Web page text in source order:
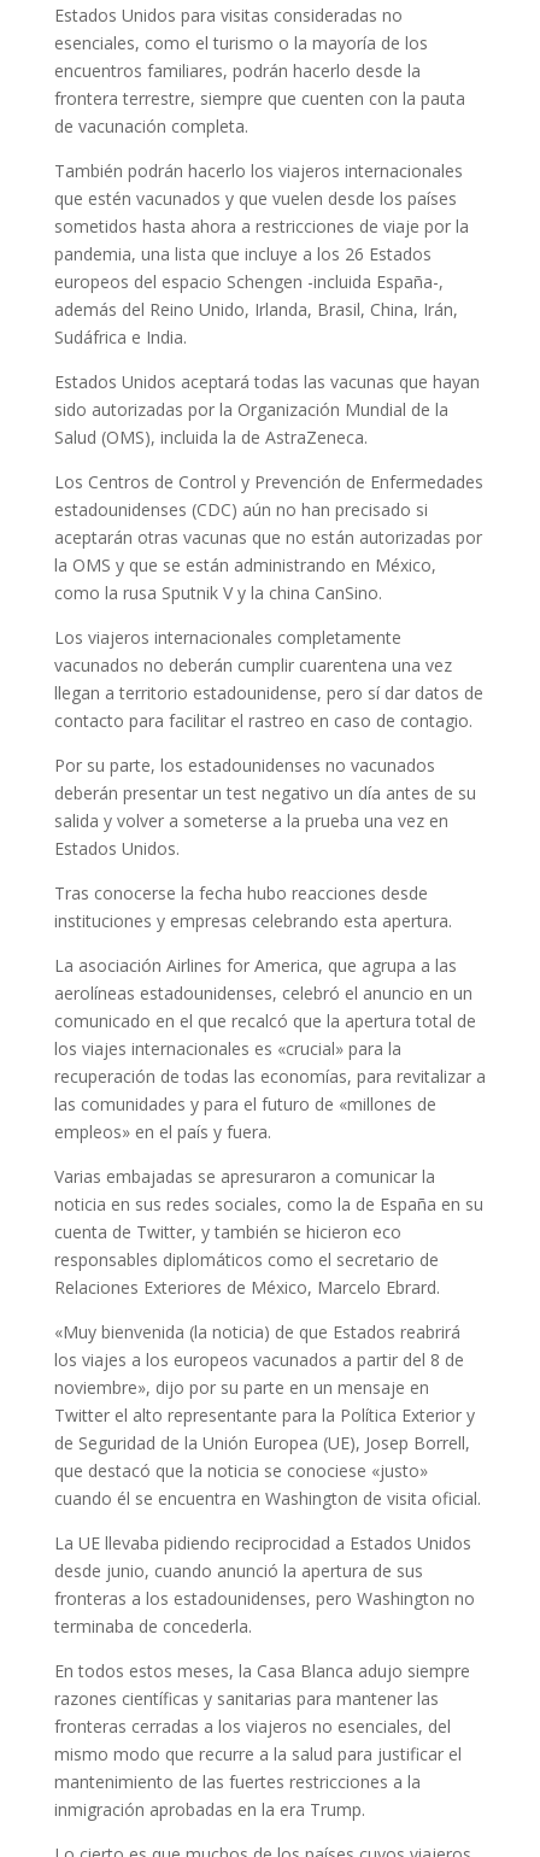
Estados Unidos para visitas consideradas no
esenciales, como el turismo o la mayoría de los
encuentros familiares, podrán hacerlo desde la
frontera terrestre, siempre que cuenten con la pauta
de vacunación completa.
También podrán hacerlo los viajeros internacionales
que estén vacunados y que vuelen desde los países
sometidos hasta ahora a restricciones de viaje por la
pandemia, una lista que incluye a los 26 Estados
europeos del espacio Schengen -incluida España-,
además del Reino Unido, Irlanda, Brasil, China, Irán,
Sudáfrica e India.
Estados Unidos aceptará todas las vacunas que hayan
sido autorizadas por la Organización Mundial de la
Salud (OMS), incluida la de AstraZeneca.
Los Centros de Control y Prevención de Enfermedades
estadounidenses (CDC) aún no han precisado si
aceptarán otras vacunas que no están autorizadas por
la OMS y que se están administrando en México,
como la rusa Sputnik V y la china CanSino.
Los viajeros internacionales completamente
vacunados no deberán cumplir cuarentena una vez
llegan a territorio estadounidense, pero sí dar datos de
contacto para facilitar el rastreo en caso de contagio.
Por su parte, los estadounidenses no vacunados
deberán presentar un test negativo un día antes de su
salida y volver a someterse a la prueba una vez en
Estados Unidos.
Tras conocerse la fecha hubo reacciones desde
instituciones y empresas celebrando esta apertura.
La asociación Airlines for America, que agrupa a las
aerolíneas estadounidenses, celebró el anuncio en un
comunicado en el que recalcó que la apertura total de
los viajes internacionales es «crucial» para la
recuperación de todas las economías, para revitalizar a
las comunidades y para el futuro de «millones de
empleos» en el país y fuera.
Varias embajadas se apresuraron a comunicar la
noticia en sus redes sociales, como la de España en su
cuenta de Twitter, y también se hicieron eco
responsables diplomáticos como el secretario de
Relaciones Exteriores de México, Marcelo Ebrard.
«Muy bienvenida (la noticia) de que Estados reabrirá
los viajes a los europeos vacunados a partir del 8 de
noviembre», dijo por su parte en un mensaje en
Twitter el alto representante para la Política Exterior y
de Seguridad de la Unión Europea (UE), Josep Borrell,
que destacó que la noticia se conociese «justo»
cuando él se encuentra en Washington de visita oficial.
La UE llevaba pidiendo reciprocidad a Estados Unidos
desde junio, cuando anunció la apertura de sus
fronteras a los estadounidenses, pero Washington no
terminaba de concederla.
En todos estos meses, la Casa Blanca adujo siempre
razones científicas y sanitarias para mantener las
fronteras cerradas a los viajeros no esenciales, del
mismo modo que recurre a la salud para justificar el
mantenimiento de las fuertes restricciones a la
inmigración aprobadas en la era Trump.